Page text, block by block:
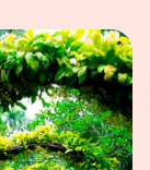
スペース